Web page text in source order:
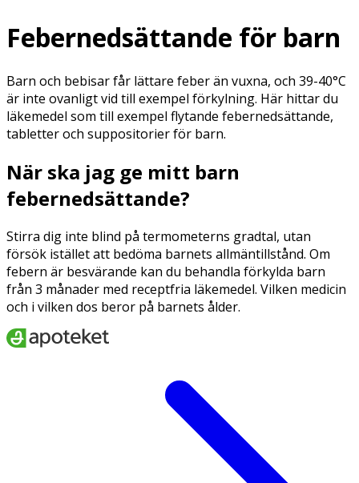
Febernedsättande för barn
Barn och bebisar får lättare feber än vuxna, och 39-40°C
är inte ovanligt vid till exempel förkylning. Här hittar du
läkemedel som till exempel flytande febernedsättande,
tabletter och suppositorier för barn.
När ska jag ge mitt barn
febernedsättande?
Stirra dig inte blind på termometerns gradtal, utan
försök istället att bedöma barnets allmäntillstånd. Om
febern är besvärande kan du behandla förkylda barn
från 3 månader med receptfria läkemedel. Vilken medicin
och i vilken dos beror på barnets ålder.